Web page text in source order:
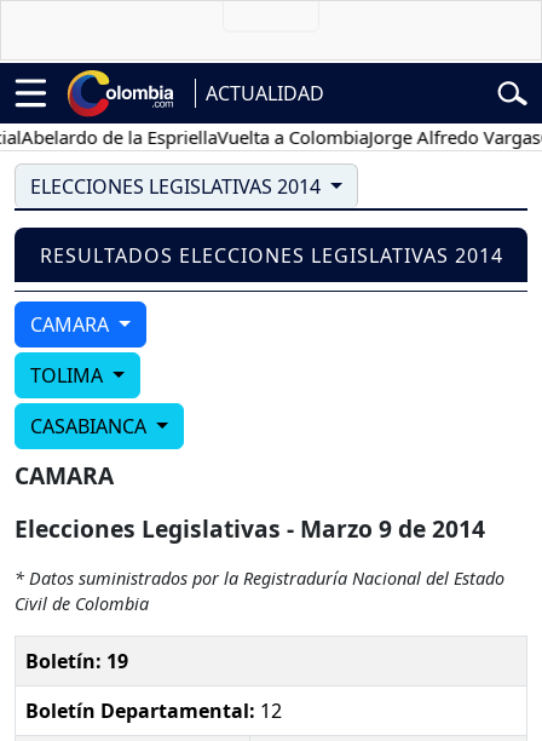
ACTUALIDAD
Abelardo de la EspriellaVuelta a ColombiaJorge Alfredo Vargas
ELECCIONES LEGISLATIVAS 2014
RESULTADOS ELECCIONES LEGISLATIVAS 2014
CAMARA
TOLIMA
CASABIANCA
CAMARA
Elecciones Legislativas - Marzo 9 de 2014
* Datos suministrados por la Registraduría Nacional del Estado
Civil de Colombia
Boletín: 19
Boletín Departamental: 12